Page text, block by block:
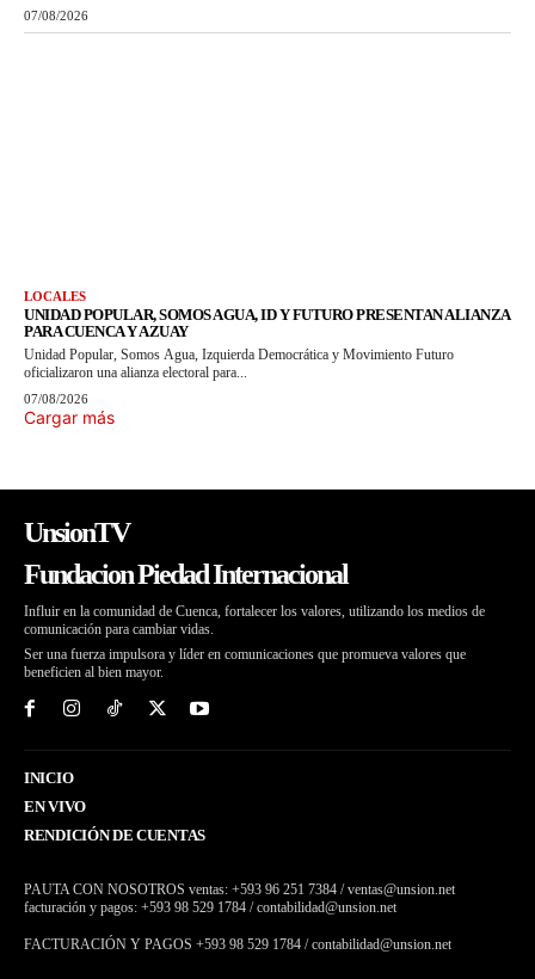
07/08/2026
LOCALES
UNIDAD POPULAR, SOMOS AGUA, ID Y FUTURO PRESENTAN ALIANZA
PARA CUENCA Y AZUAY
Unidad Popular, Somos Agua, Izquierda Democrática y Movimiento Futuro
oficializaron una alianza electoral para...
07/08/2026
Cargar más
UnsionTV
Fundacion Piedad Internacional
Influir en la comunidad de Cuenca, fortalecer los valores, utilizando los medios de
comunicación para cambiar vidas.
Ser una fuerza impulsora y líder en comunicaciones que promueva valores que
beneficien al bien mayor.
INICIO
EN VIVO
RENDICIÓN DE CUENTAS
PAUTA CON NOSOTROS ventas: +593 96 251 7384 / ventas@unsion.net
facturación y pagos: +593 98 529 1784 / contabilidad@unsion.net
FACTURACIÓN Y PAGOS +593 98 529 1784 / contabilidad@unsion.net